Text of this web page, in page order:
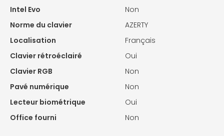
Intel Evo
Non
Norme du clavier
AZERTY
Localisation
Français
Clavier rétroéclairé
Oui
Clavier RGB
Non
Pavé numérique
Non
Lecteur biométrique
Oui
Office fourni
Non